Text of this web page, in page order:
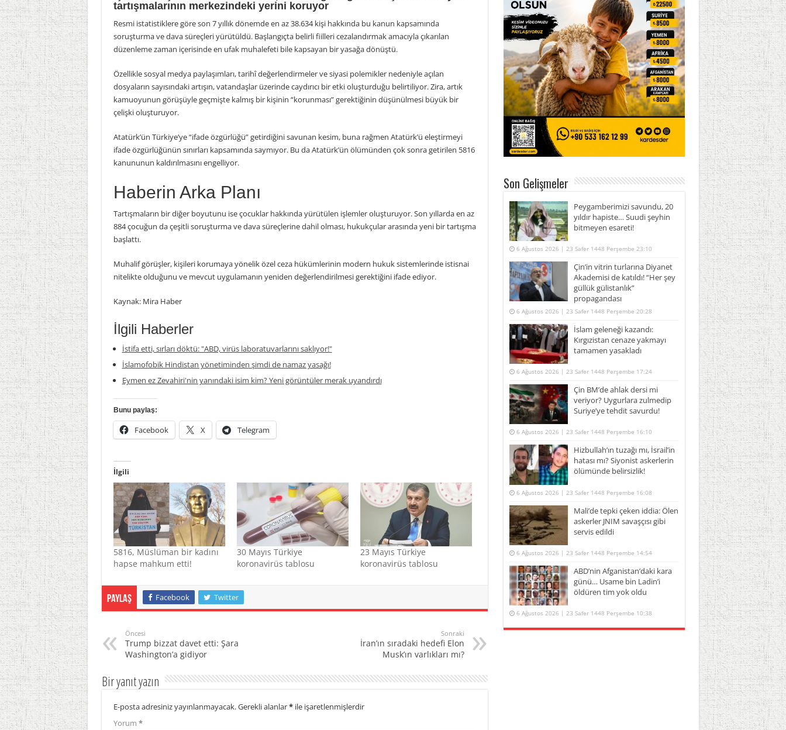
tartışmalarının merkezindeki yerini koruyor
Resmi istatistiklere göre son 7 yıllık dönemde en az 38.634 kişi hakkında bu kanun kapsamında
soruşturma ve dava süreçleri yürütüldü. Başlangıçta belirli fiilleri cezalandırmak amacıyla çıkarılan
düzenleme zaman içerisinde en ufak muhalefeti bile kapsayan bir yasağa dönüştü.
Özellikle sosyal medya paylaşımları, tarihî değerlendirmeler ve siyasi polemikler nedeniyle açılan
dosyaların sayısındaki artışın, vatandaşlar üzerinde caydırıcı bir etki oluşturduğu belirtiliyor. Zira, artık
kamuoyunun görüşüyle geçmişte kalmış bir kişinin “korunması” gerektiğinin düşünülmesi büyük bir
çelişki oluşturuyor.
Atatürk’ün Türkiye’ye “ifade özgürlüğü” getirdiğini savunan kesim, buna rağmen Atatürk’ü eleştirmeyi
ifade özgürlüğünün sınırları kapsamında saymıyor. Bu da Atatürk’ün ölümünden çok sonra getirilen 5816
kanununun kaldırılmasını engelliyor.
Haberin Arka Planı
Tartışmaların bir diğer boyutunu ise çocuklar hakkında yürütülen işlemler oluşturuyor. Son yıllarda en az
884 çocuğun da çeşitli soruşturma ve dava süreçlerine dahil olması, hukukçular arasında yeni bir tartışma
başlattı.
Muhalif görüşler, kişileri korumaya yönelik özel ceza hükümlerinin modern hukuk sistemlerinde istisnai
nitelikte olduğunu ve mevcut uygulamanın yeniden değerlendirilmesi gerektiğini ifade ediyor.
Kaynak: Mira Haber
İlgili Haberler
İstifa etti, sırları döktü: "ABD, virüs laboratuvarlarını saklıyor!"
İslamofobik Hindistan yönetiminden şimdi de namaz yasağı!
Eymen ez Zevahiri'nin yanındaki isim kim? Yeni görüntüler merak uyandırdı
Bunu paylaş:
Facebook X Telegram
İlgili
5816, Müslüman bir kadını
hapse mahkum etti!
30 Mayıs Türkiye
koronavirüs tablosu
23 Mayıs Türkiye
koronavirüs tablosu
Paylaş Facebook Twitter
Öncesi
Trump bizzat davet etti: Şara
Washington’a gidiyor
Sonraki
İran’ın sıradaki hedefi Elon
Musk’ın varlıkları mı?
Bir yanıt yazın
E-posta adresiniz yayınlanmayacak.Gerekli alanlar*ile işaretlenmişlerdir
Yorum *
Son Gelişmeler
Peygamberimizi savundu, 20
yıldır hapiste… Suudi şeyhin
bitmeyen esareti!
6 Ağustos 2026 | 23 Safer 1448 Perşembe 23:10
Çin’in vitrin turlarına Diyanet
Akademisi de katıldı! “Her şey
güllük gülistanlık”
propagandası
6 Ağustos 2026 | 23 Safer 1448 Perşembe 20:28
İslam geleneği kazandı:
Kırgızistan cenaze yakmayı
tamamen yasakladı
6 Ağustos 2026 | 23 Safer 1448 Perşembe 17:24
Çin BM’de ahlak dersi mi
veriyor? Uygurlara zulmedip
Suriye’ye tehdit savurdu!
6 Ağustos 2026 | 23 Safer 1448 Perşembe 16:10
Hizbullah’ın tuzağı mı, İsrail’in
hatası mı? Siyonist askerlerin
ölümünde belirsizlik!
6 Ağustos 2026 | 23 Safer 1448 Perşembe 16:08
Mali’de tepki çeken iddia: Ölen
askerler JNIM savaşçısı gibi
servis edildi
6 Ağustos 2026 | 23 Safer 1448 Perşembe 14:54
ABD’nin Afganistan’daki kara
günü… Usame bin Ladin’i
öldüren tim yok oldu
6 Ağustos 2026 | 23 Safer 1448 Perşembe 10:38